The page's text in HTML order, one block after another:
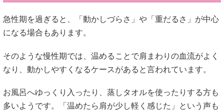
急性期を過ぎると、「動かしづらさ」や「重だるさ」が中心
になる場合もあります。
そのような慢性期では、温めることで肩まわりの血流がよく
なり、動かしやすくなるケースがあると言われています。
お風呂へゆっくり入ったり、蒸しタオルを使ったりする方も
多いようです。「温めたら肩が少し軽く感じた」という声も